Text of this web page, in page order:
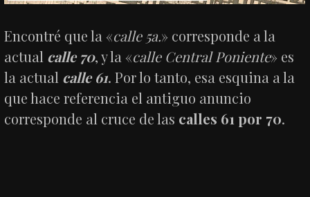
Encontré que la «calle 5a.» corresponde a la
actual calle 70, y la «calle Central Poniente» es
la actual calle 61. Por lo tanto, esa esquina a la
que hace referencia el antiguo anuncio
corresponde al cruce de las calles 61 por 70.